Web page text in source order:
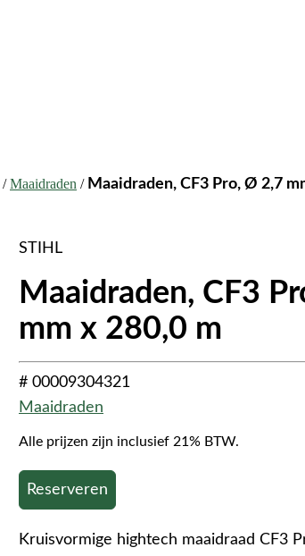
/Maaidraden / Maaidraden, CF3 Pro, Ø 2,7
STIHL
Maaidraden, CF3
mm x 280,0 m
# 00009304321
Maaidraden
Alle prijzen zijn inclusief 21% BTW.
Reserveren
Kruisvormige hightech maaidraad CF3